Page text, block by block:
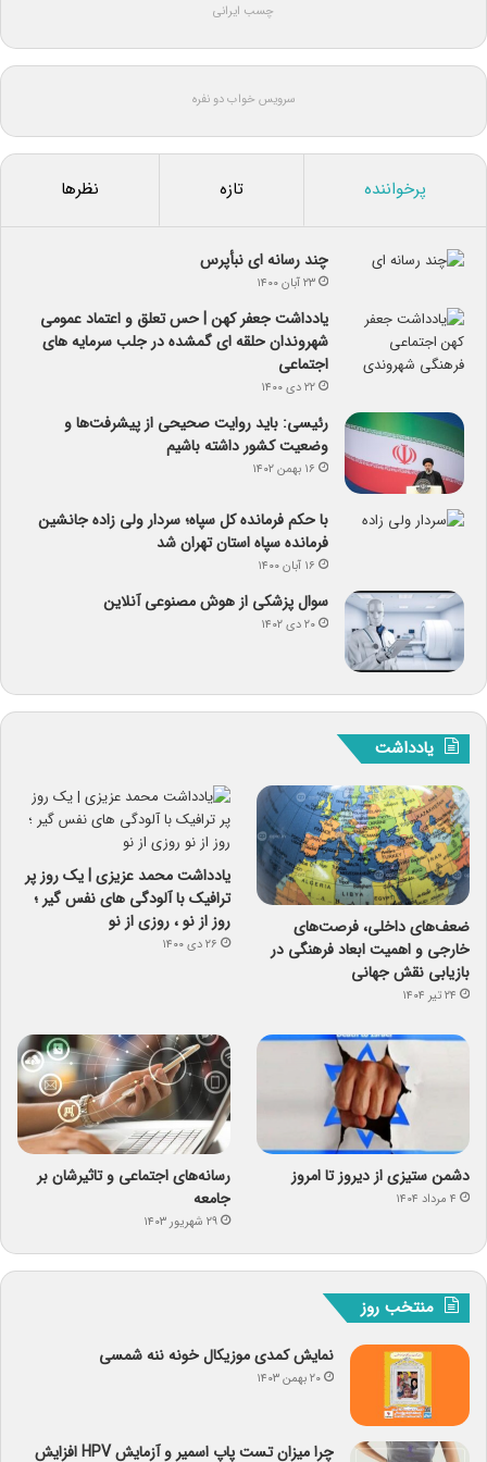
چسب ایرانی
سرویس خواب دو نفره
پرخواننده تازه نظرها
چند رسانه ای نبأپرس
۲۳ آبان ۱۴۰۰
یادداشت جعفر کهن | حس تعلق و اعتماد عمومی
شهروندان حلقه ای گمشده در جلب سرمایه های
اجتماعی
۲۲ دی ۱۴۰۰
رئیسی: باید روایت صحیحی از پیشرفت‌ها و
وضعیت کشور داشته باشیم
۱۶ بهمن ۱۴۰۲
با حکم فرمانده کل سپاه؛ سردار ولی زاده جانشین
فرمانده سپاه استان تهران شد
۱۶ آبان ۱۴۰۰
سوال پزشکی از هوش مصنوعی آنلاین
۲۰ دی ۱۴۰۲
یادداشت
ضعف‌های داخلی، فرصت‌های
خارجی و اهمیت ابعاد فرهنگی در
بازیابی نقش جهانی
۲۴ تیر ۱۴۰۴
یادداشت محمد عزیزی | یک روز پر
ترافیک با آلودگی های نفس گیر ؛
روز از نو ، روزی از نو
۲۶ دی ۱۴۰۰
دشمن ستیزی از دیروز تا امروز
۴ مرداد ۱۴۰۴
رسانه‌های اجتماعی و تاثیرشان بر
جامعه
۲۹ شهریور ۱۴۰۳
منتخب روز
نمایش کمدی موزیکال خونه ننه شمسی
۲۰ بهمن ۱۴۰۳
چرا میزان تست پاپ اسمیر و آزمایش HPV افزایش